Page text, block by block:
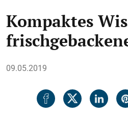
Kompaktes
09.05.2019